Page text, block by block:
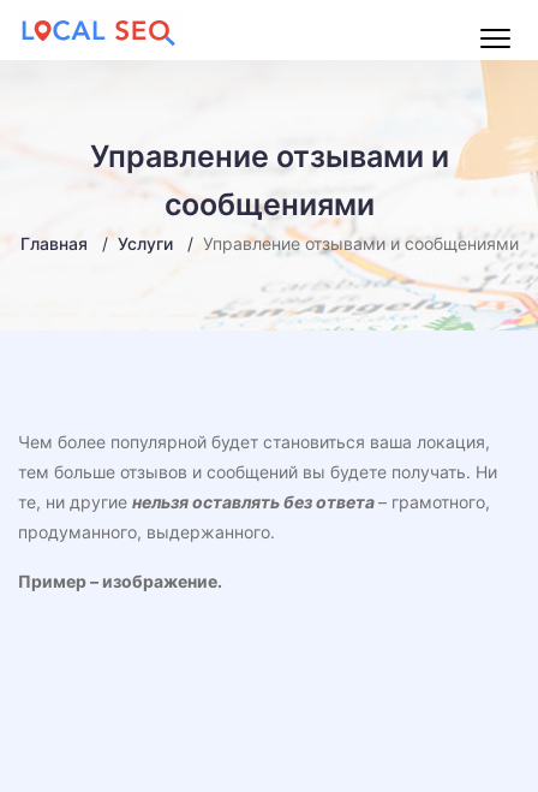
Main
Menu
Управление отзывами и
сообщениями
Главная Услуги Управление отзывами и сообщениями
Чем более популярной будет становиться ваша локация,
тем больше отзывов и сообщений вы будете получать. Ни
те, ни другие нельзя оставлять без ответа– грамотного,
продуманного, выдержанного.
Пример – изображение.